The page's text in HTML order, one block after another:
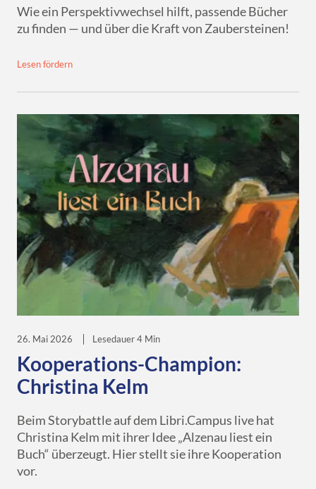
Wie ein Perspektivwechsel hilft, passende Bücher
zu finden — und über die Kraft von Zaubersteinen!
Lesen fördern
26. Mai 2026 Lesedauer 4 Min
Kooperations-Champion:
Christina Kelm
Beim Storybattle auf dem Libri.Campus live hat
Christina Kelm mit ihrer Idee „Alzenau liest ein
Buch“ überzeugt. Hier stellt sie ihre Kooperation
vor.